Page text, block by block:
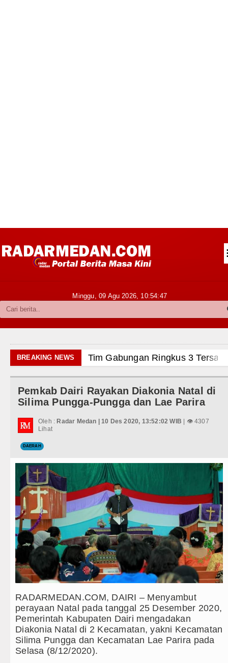
Kabupaten Karo
Politik
Olahraga
Internasional
Wisata
TIPS dan TRIK
+ Lainnya
Video
Kuliner
Siraman Rohani
Minggu, 09 Agu 2026, 10:54:49
BREAKING NEWS Tim Gabungan Ringkus 3
Emma Raducanu Absen di Grand
Juventus Dikalahkan Inter Milan di
PSG Ditahan Manchester United
Ketua GRIB Jaya Labuhanbatu
Gubernur Bobby Nasution Minta
Rico Waas : Kemerdekaan Harus
Akses Jalan ke Pemandian Air
Dayang Nan Tujuh Menggetarkan
Tim Gabungan Ringkus 3
Emma Raducanu Absen di Grand
Juventus Dikalahkan Inter Milan di
PSG Ditahan Manchester United
Chelsea Gilas AC Milan di Laga
Pemkab Dairi Rayakan Diakonia Natal di
Silima Pungga-Pungga dan Lae Parira
Oleh : Radar Medan | 10 Des 2020, 13:52:02 WIB | 👁 4307
Lihat
DAERAH
RADARMEDAN.COM, DAIRI – Menyambut
perayaan Natal pada tanggal 25 Desember 2020,
Pemerintah Kabupaten Dairi mengadakan
Diakonia Natal di 2 Kecamatan, yakni Kecamatan
Silima Pungga dan Kecamatan Lae Parira pada
Selasa (8/12/2020).